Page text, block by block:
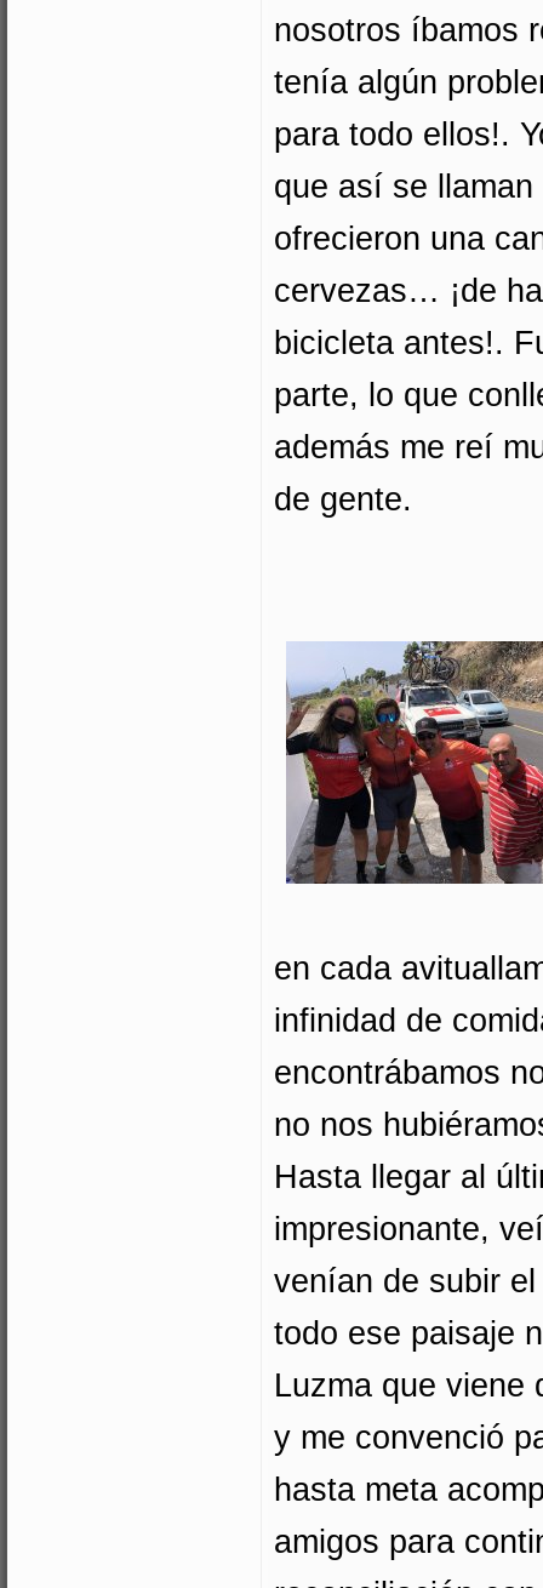
nosotros íbamos
tenía algún
para todo ellos!.
que así se
ofrecieron una
cervezas… ¡de
bicicleta antes!.
parte, lo que
además me reí
de gente.
en cada
infinidad de
encontrábamos
no nos
Hasta llegar al
impresionante,
venían de subir
todo ese paisaje
Luzma que viene
y me convenció
hasta meta
amigos para